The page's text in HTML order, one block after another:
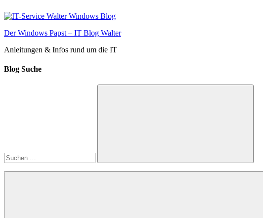
Inhalt
Der Windows Papst – IT Blog Walter
Anleitungen & Infos rund um die IT
Blog Suche
Suchen